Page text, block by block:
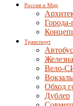
Россия и Мир
Транспорт
Вело-
Обход
Дублер